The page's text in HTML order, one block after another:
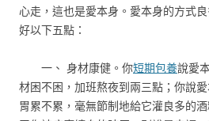
心走，這也是愛本身。愛本身的方式
好以下五點：
一、 身材康健。你短期包養說愛
材困不困，加班熬夜到兩三點；你說
胃累不累，毫無節制地給它灌良多的